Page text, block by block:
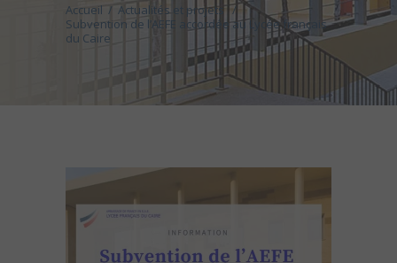
Accueil / Actualités et projets
/
Subvention de l’AEFE accordée au Lycée français
du Caire